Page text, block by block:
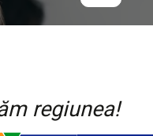
regiunea!